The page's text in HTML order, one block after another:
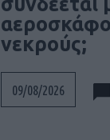
νεκρούς;
09/08/2026